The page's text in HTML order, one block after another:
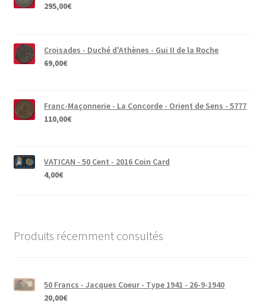
295,00€
Croisades - Duché d'Athènes - Gui II de la Roche
69,00€
Franc-Maçonnerie - La Concorde - Orient de Sens - 5777
110,00€
VATICAN - 50 Cent - 2016 Coin Card
4,00€
Produits récemment consultés
50 Francs - Jacques Coeur - Type 1941 - 26-9-1940
20,00€